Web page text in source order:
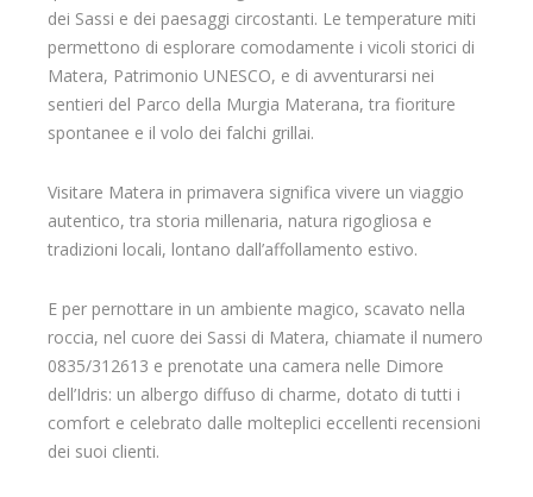
dei Sassi e dei paesaggi circostanti. Le temperature miti
permettono di esplorare comodamente i vicoli storici di
Matera, Patrimonio UNESCO, e di avventurarsi nei
sentieri del Parco della Murgia Materana, tra fioriture
spontanee e il volo dei falchi grillai.
Visitare Matera in primavera significa vivere un viaggio
autentico, tra storia millenaria, natura rigogliosa e
tradizioni locali, lontano dall’affollamento estivo.
E per pernottare in un ambiente magico, scavato nella
roccia, nel cuore dei Sassi di Matera, chiamate il numero
0835/312613 e prenotate una camera nelle Dimore
dell’Idris: un albergo diffuso di charme, dotato di tutti i
comfort e celebrato dalle molteplici eccellenti recensioni
dei suoi clienti.